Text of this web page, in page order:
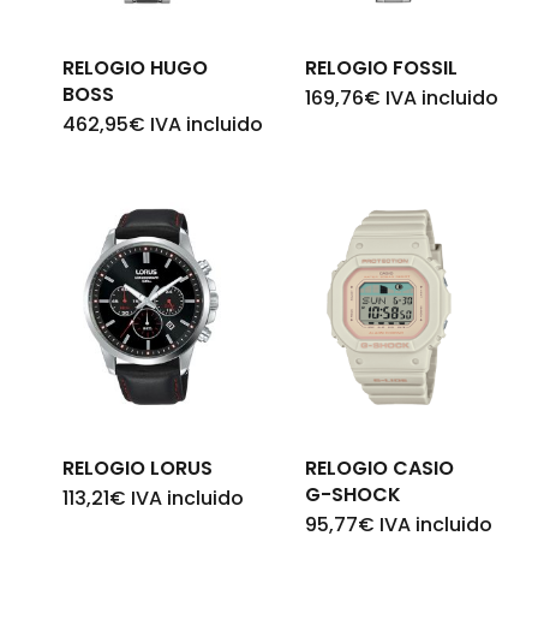
RELOGIO HUGO
BOSS
462,95€ IVA incluido
RELOGIO FOSSIL
169,76€ IVA incluido
RELOGIO LORUS
113,21€ IVA incluido
RELOGIO CASIO
G-SHOCK
95,77€ IVA incluido